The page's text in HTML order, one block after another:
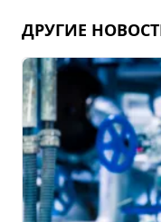
ДРУГИЕ